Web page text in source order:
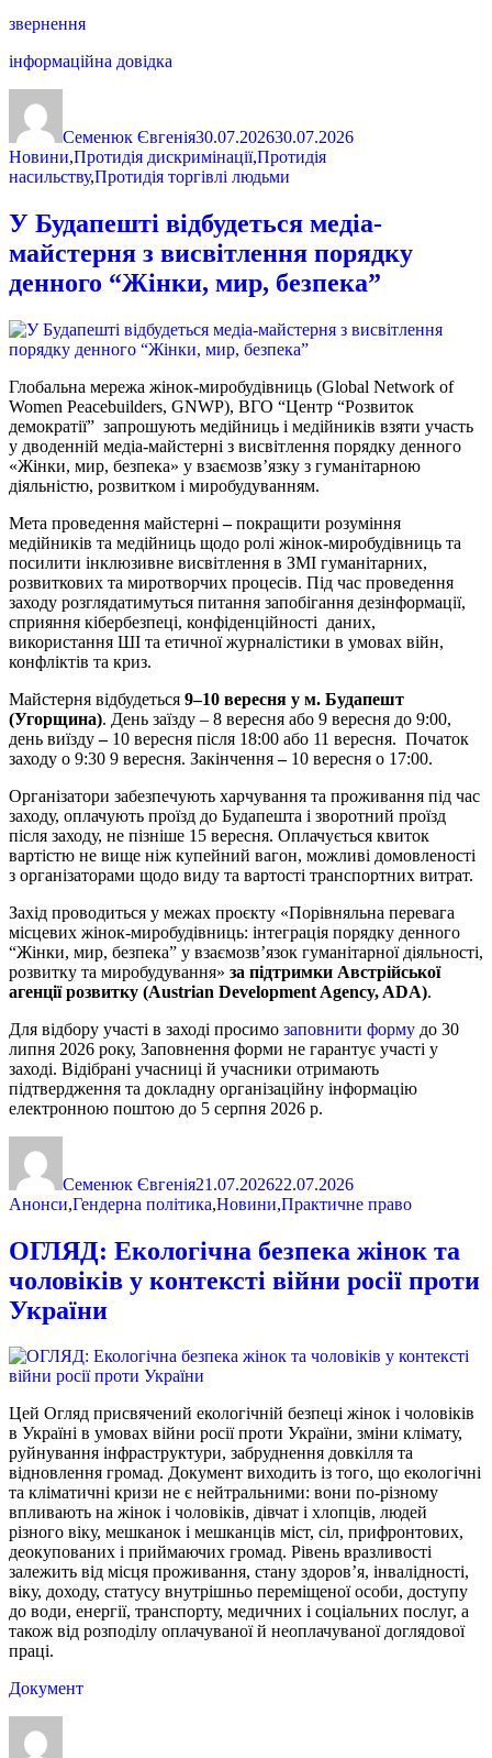
звернення
інформаційна довідка
Семенюк Євгенія30.07.202630.07.2026
Новини,Протидія дискримінації,Протидія
насильству,Протидія торгівлі людьми
У Будапешті відбудеться медіа-
майстерня з висвітлення порядку
денного “Жінки, мир, безпека”
Глобальна мережа жінок-миробудівниць (Global Network of
Women Peacebuilders, GNWP), ВГО “Центр “Розвиток
демократії” запрошують медійниць і медійників взяти участь
у дводенній медіа-майстерні з висвітлення порядку денного
«Жінки, мир, безпека» у взаємозв’язку з гуманітарною
діяльністю, розвитком і миробудуванням.
Мета проведення майстерні–покращити розуміння
медійників та медійниць щодо ролі жінок-миробудівниць та
посилити інклюзивне висвітлення в ЗМІ гуманітарних,
розвиткових та миротворчих процесів. Під час проведення
заходу розглядатимуться питання запобігання дезінформації,
сприяння кібербезпеці, конфіденційності даних,
використання ШІ та етичної журналістики в умовах війн,
конфліктів та криз.
Майстерня відбудеться 9–10 вересня у м. Будапешт
(Угорщина). День заїзду – 8 вересня або 9 вересня до 9:00,
день виїзду–10 вересня після 18:00 або 11 вересня. Початок
заходу о 9:30 9 вересня. Закінчення–10 вересня о 17:00.
Організатори забезпечують харчування та проживання під час
заходу, оплачують проїзд до Будапешта і зворотний проїзд
після заходу, не пізніше 15 вересня. Оплачується квиток
вартістю не вище ніж купейний вагон, можливі домовленості
з організаторами щодо виду та вартості транспортних витрат.
Захід проводиться у межах проєкту «Порівняльна перевага
місцевих жінок-миробудівниць: інтеграція порядку денного
“Жінки, мир, безпека” у взаємозв’язок гуманітарної діяльності,
розвитку та миробудування» за підтримки Австрійської
агенції розвитку (Austrian Development Agency, ADA).
Для відбору участі в заході просимо заповнити форму до 30
липня 2026 року, Заповнення форми не гарантує участі у
заході. Відібрані учасниці й учасники отримають
підтвердження та докладну організаційну інформацію
електронною поштою до 5 серпня 2026 р.
Семенюк Євгенія21.07.202622.07.2026
Анонси,Гендерна політика,Новини,Практичне право
ОГЛЯД: Екологічна безпека жінок та
чоловіків у контексті війни росії проти
України
Цей Огляд присвячений екологічній безпеці жінок і чоловіків
в Україні в умовах війни росії проти України, зміни клімату,
руйнування інфраструктури, забруднення довкілля та
відновлення громад. Документ виходить із того, що екологічні
та кліматичні кризи не є нейтральними: вони по-різному
впливають на жінок і чоловіків, дівчат і хлопців, людей
різного віку, мешканок і мешканців міст, сіл, прифронтових,
деокупованих і приймаючих громад. Рівень вразливості
залежить від місця проживання, стану здоров’я, інвалідності,
віку, доходу, статусу внутрішньо переміщеної особи, доступу
до води, енергії, транспорту, медичних і соціальних послуг, а
також від розподілу оплачуваної й неоплачуваної доглядової
праці.
Документ